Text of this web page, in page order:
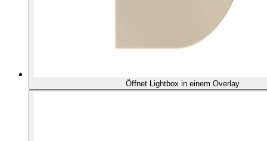
Öffnet Lightbox in einem Overlay